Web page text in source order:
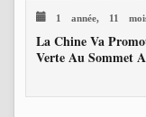
1 année, 11
La Chine Va
Verte Au Sommet